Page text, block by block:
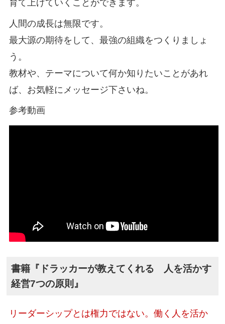
育て上げていくことができます。
人間の成長は無限です。
最大源の期待をして、最強の組織をつくりましょ
う。
教材や、テーマについて何か知りたいことがあれ
ば、お気軽にメッセージ下さいね。
参考動画
書籍『ドラッカーが教えてくれる 人を活かす
経営7つの原則』
リーダーシップとは権力ではない。働く人を活か